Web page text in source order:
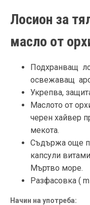
Лосион за
масло от
Подхранващ
освежаващ
Укрепва,
Маслото от
черен хайвер
мекота.
Съдържа още
капсули
Мъртво море.
Разфасовка (
Начин на употреба: